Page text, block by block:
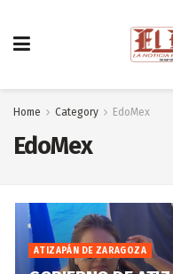
Home Category EdoMex
EdoMex
ATIZAPÁN DE ZARAGOZA